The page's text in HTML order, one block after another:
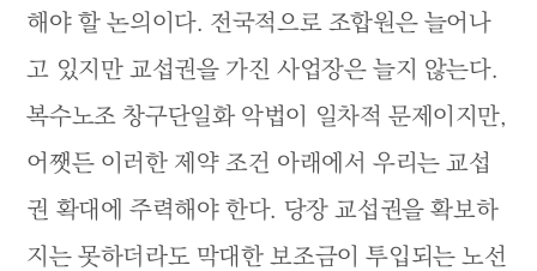
해야 할 논의이다. 전국적으로 조합원은 늘어나
고 있지만 교섭권을 가진 사업장은 늘지 않는다.
복수노조 창구단일화 악법이 일차적 문제이지만,
어쨋든 이러한 제약 조건 아래에서 우리는 교섭
권 확대에 주력해야 한다. 당장 교섭권을 확보하
지는 못하더라도 막대한 보조금이 투입되는 노선